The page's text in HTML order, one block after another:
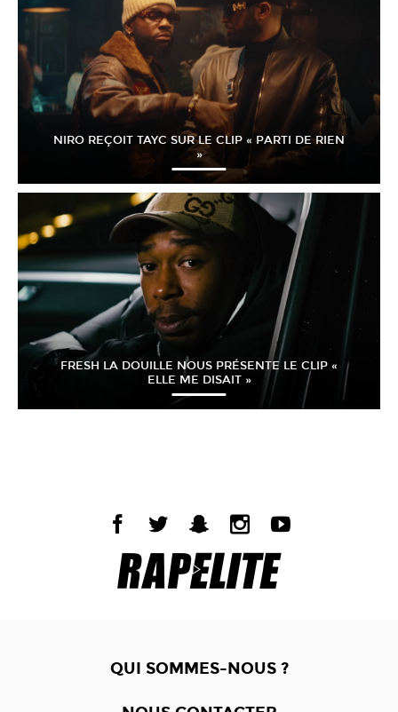
NIRO REÇOIT TAYC SUR LE CLIP « PARTI DE RIEN
»
FRESH LA DOUILLE NOUS PRÉSENTE LE CLIP «
ELLE ME DISAIT »
QUI SOMMES-NOUS ?